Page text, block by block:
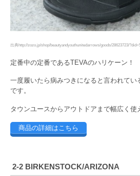
出典http://zozo.jp/shop/beautyandyouthunitedarrows/goods/28623723/
定番中の定番であるTEVAのハリケーン！
一度履いたら病みつきになると言われてい
です。
タウンユースからアウトドアまで幅広く使
商品の詳細はこちら
2-2 BIRKENSTOCK/ARIZONA